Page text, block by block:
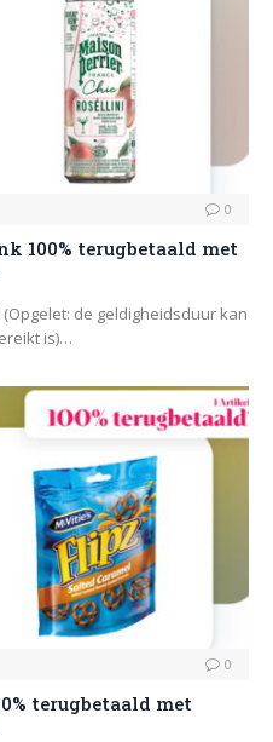
0
100% terugbetaald met
de geldigheidsduur kan
is)…
0
terugbetaald met